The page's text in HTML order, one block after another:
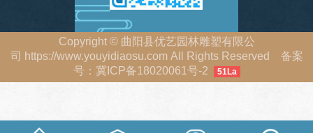
Copyright ©曲阳县优艺园林雕塑有限公
司 https://www.youyidiaosu.comAll Rights Reserved 备案
号： 冀ICP备18020061号-2 51La